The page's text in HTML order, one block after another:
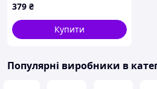
8B7BT14155
379 ₴
Купити
Популярні виробники в